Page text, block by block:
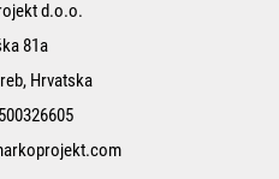
d.o.o.
81a
Hrvatska